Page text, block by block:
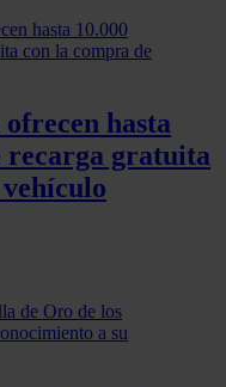
hasta
recarga gratuita